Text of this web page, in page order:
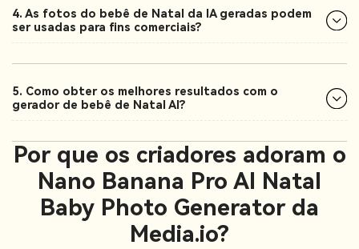
4. As fotos do bebê de Natal da IA geradas podem
ser usadas para fins comerciais?
5. Como obter os melhores resultados com o
gerador de bebê de Natal AI?
Por que os criadores adoram o
Nano Banana Pro AI Natal
Baby Photo Generator da
Media.io?